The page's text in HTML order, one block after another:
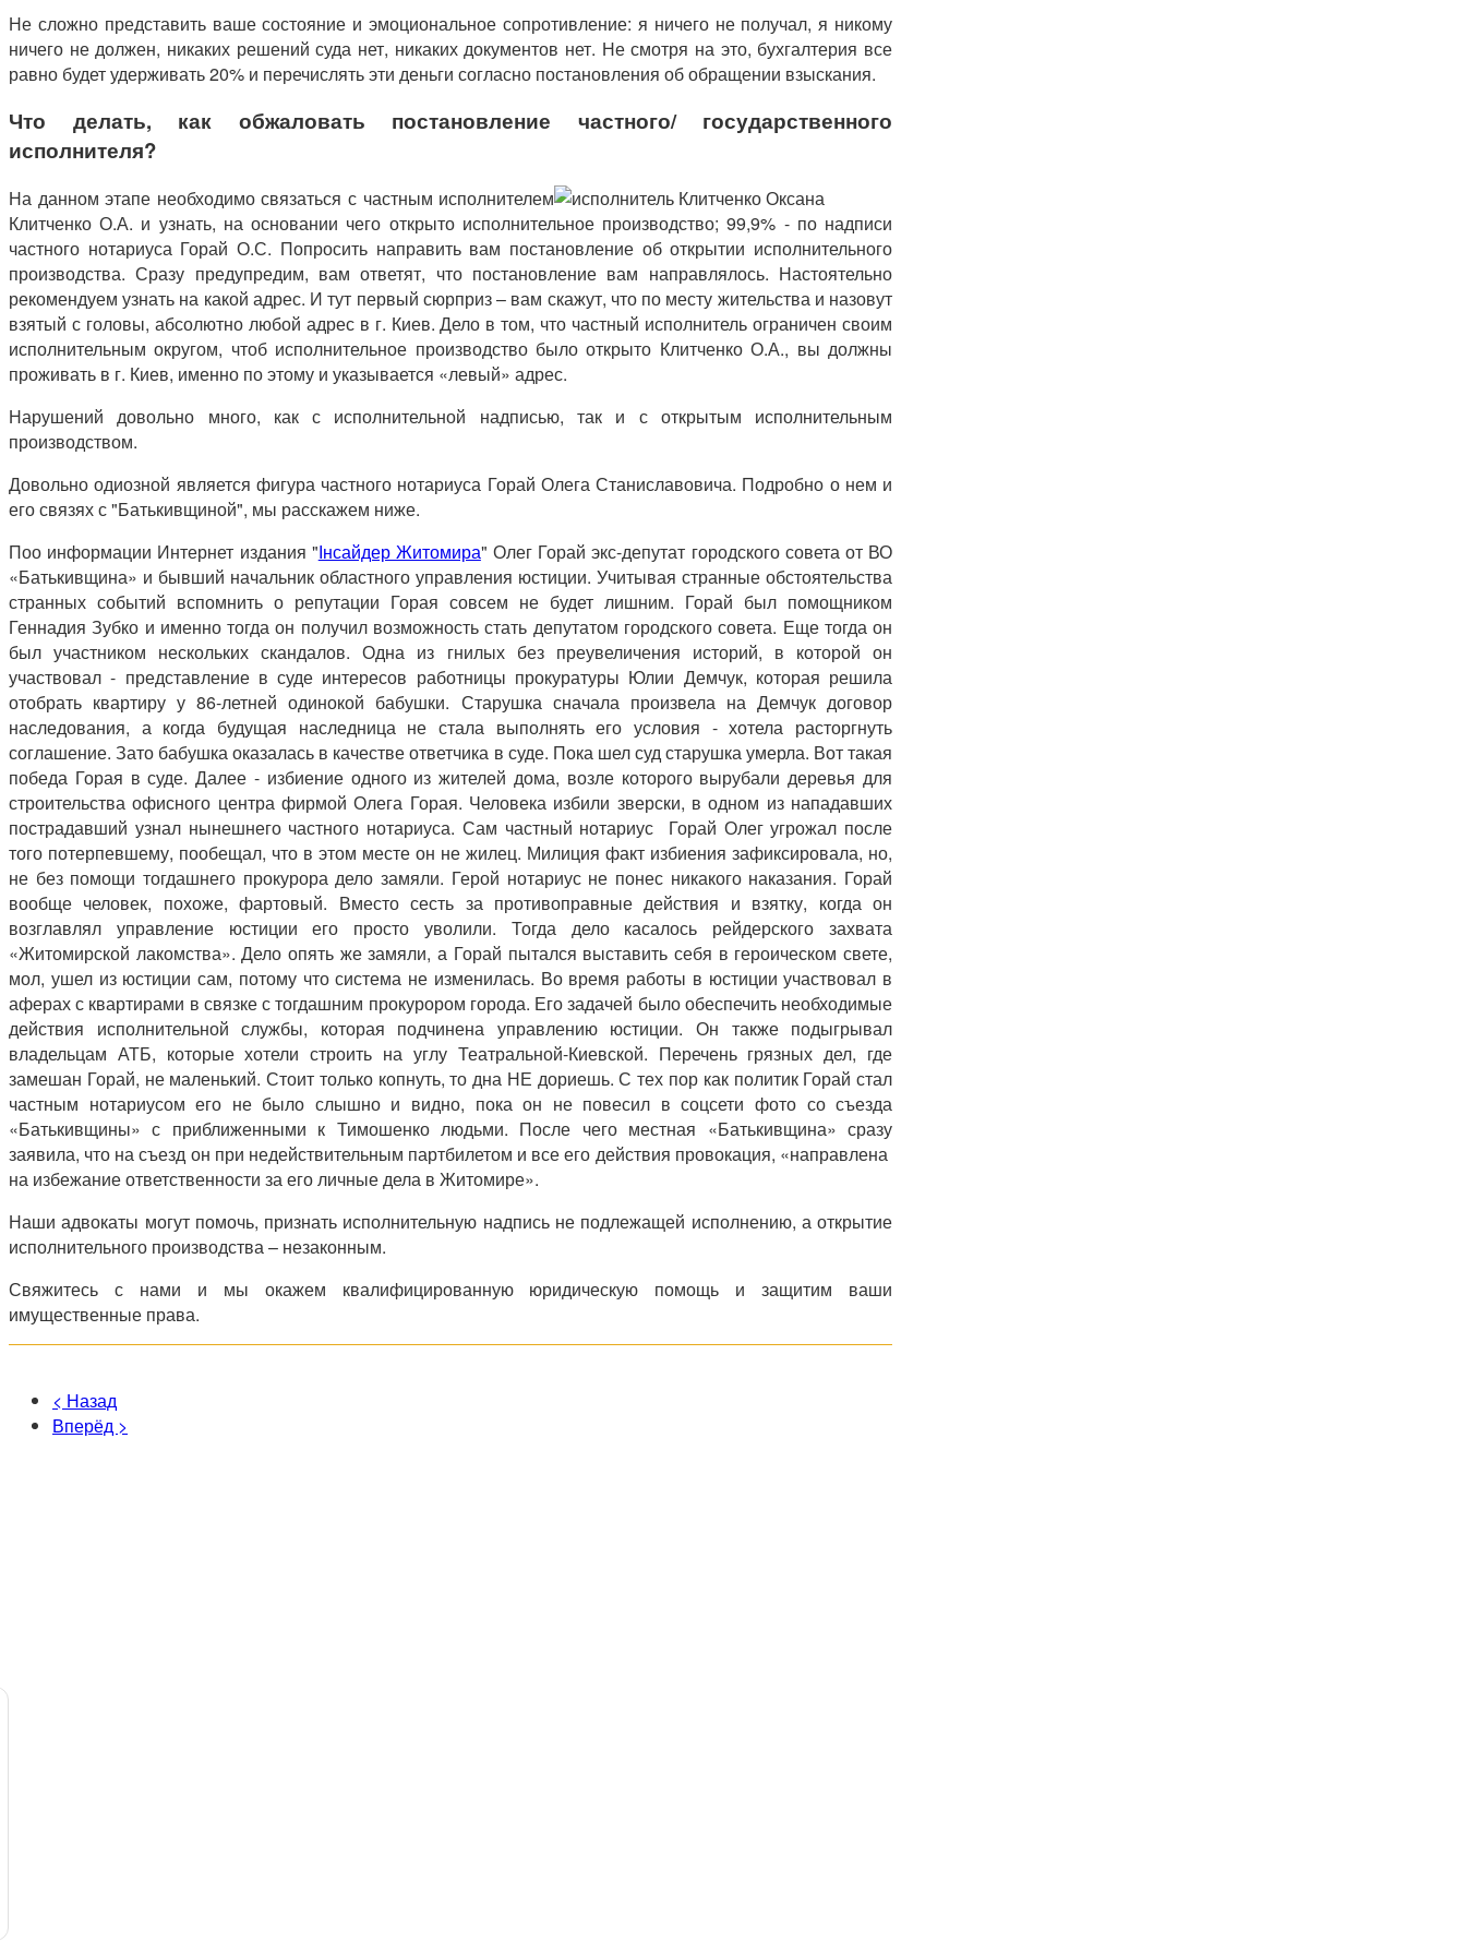
Не сложно представить ваше состояние и эмоциональное сопротивление: я ничего не получал, я никому
ничего не должен, никаких решений суда нет, никаких документов нет. Не смотря на это, бухгалтерия все
равно будет удерживать 20% и перечислять эти деньги согласно постановления об обращении взыскания.
Что делать, как обжаловать постановление частного/ государственного
исполнителя?
На данном этапе необходимо связаться с частным исполнителем
Клитченко О.А. и узнать, на основании чего открыто исполнительное производство; 99,9% - по надписи
частного нотариуса Горай О.С. Попросить направить вам постановление об открытии исполнительного
производства. Сразу предупредим, вам ответят, что постановление вам направлялось. Настоятельно
рекомендуем узнать на какой адрес. И тут первый сюрприз – вам скажут, что по месту жительства и назовут
взятый с головы, абсолютно любой адрес в г. Киев. Дело в том, что частный исполнитель ограничен своим
исполнительным округом, чтоб исполнительное производство было открыто Клитченко О.А., вы должны
проживать в г. Киев, именно по этому и указывается «левый» адрес.
Нарушений довольно много, как с исполнительной надписью, так и с открытым исполнительным
производством.
Довольно одиозной является фигура частного нотариуса Горай Олега Станиславовича. Подробно о нем и
его связях с "Батькивщиной", мы расскажем ниже.
Поо информации Интернет издания "Інсайдер Житомира" Олег Горай экс-депутат городского совета от ВО
«Батькивщина» и бывший начальник областного управления юстиции. Учитывая странные обстоятельства
странных событий вспомнить о репутации Горая совсем не будет лишним. Горай был помощником
Геннадия Зубко и именно тогда он получил возможность стать депутатом городского совета. Еще тогда он
был участником нескольких скандалов. Одна из гнилых без преувеличения историй, в которой он
участвовал - представление в суде интересов работницы прокуратуры Юлии Демчук, которая решила
отобрать квартиру у 86-летней одинокой бабушки. Старушка сначала произвела на Демчук договор
наследования, а когда будущая наследница не стала выполнять его условия - хотела расторгнуть
соглашение. Зато бабушка оказалась в качестве ответчика в суде. Пока шел суд старушка умерла. Вот такая
победа Горая в суде. Далее - избиение одного из жителей дома, возле которого вырубали деревья для
строительства офисного центра фирмой Олега Горая. Человека избили зверски, в одном из нападавших
пострадавший узнал нынешнего частного нотариуса. Сам частный нотариус Горай Олег угрожал после
того потерпевшему, пообещал, что в этом месте он не жилец. Милиция факт избиения зафиксировала, но,
не без помощи тогдашнего прокурора дело замяли. Герой нотариус не понес никакого наказания. Горай
вообще человек, похоже, фартовый. Вместо сесть за противоправные действия и взятку, когда он
возглавлял управление юстиции его просто уволили. Тогда дело касалось рейдерского захвата
«Житомирской лакомства». Дело опять же замяли, а Горай пытался выставить себя в героическом свете,
мол, ушел из юстиции сам, потому что система не изменилась. Во время работы в юстиции участвовал в
аферах с квартирами в связке с тогдашним прокурором города. Его задачей было обеспечить необходимые
действия исполнительной службы, которая подчинена управлению юстиции. Он также подыгрывал
владельцам АТБ, которые хотели строить на углу Театральной-Киевской. Перечень грязных дел, где
замешан Горай, не маленький. Стоит только копнуть, то дна НЕ дориешь. С тех пор как политик Горай стал
частным нотариусом его не было слышно и видно, пока он не повесил в соцсети фото со съезда
«Батькивщины» с приближенными к Тимошенко людьми. После чего местная «Батькивщина» сразу
заявила, что на съезд он при недействительным партбилетом и все его действия провокация, «направлена ​​
на избежание ответственности за его личные дела в Житомире».
Наши адвокаты могут помочь, признать исполнительную надпись не подлежащей исполнению, а открытие
исполнительного производства – незаконным.
Свяжитесь с нами и мы окажем квалифицированную юридическую помощь и защитим ваши
имущественные права.
< Назад
Вперёд >